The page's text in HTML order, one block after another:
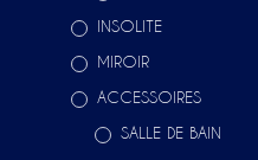
INSOLITE
MIROIR
ACCESSOIRES
SALLE DE BAIN